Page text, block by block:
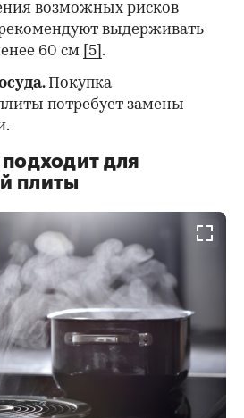
возможных рисков
выдерживать
60 см [5] .
. Покупка
потребует замены
для
плиты